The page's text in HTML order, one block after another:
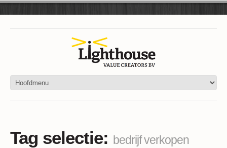
Tag selectie: bedrijf verkopen